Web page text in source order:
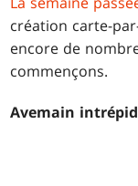
création carte-
encore de
commençons.
Avemain